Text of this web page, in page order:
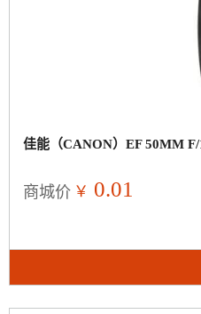
佳能（CANON）EF 50MM
商城价 ￥ 0.01